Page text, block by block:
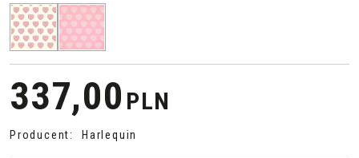
337,00 PLN
Producent: Harlequin